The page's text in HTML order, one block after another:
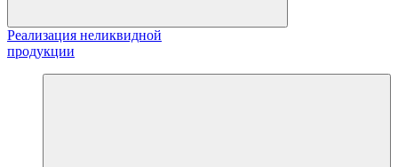
Реализация неликвидной
продукции